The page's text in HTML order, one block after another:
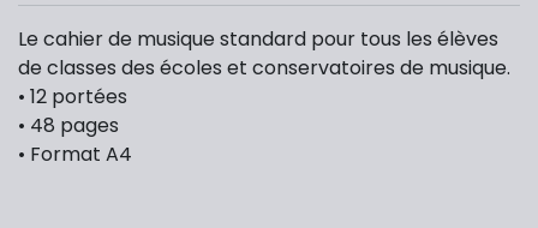
Le cahier de musique standard pour tous les élèves
de classes des écoles et conservatoires de musique.
• 12 portées
• 48 pages
• Format A4